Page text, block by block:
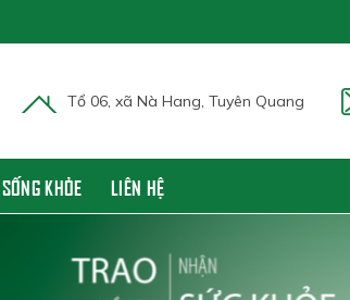
Tổ 06, xã Nà Hang, Tuyên Quang
SỐNG KHỎE LIÊN HỆ